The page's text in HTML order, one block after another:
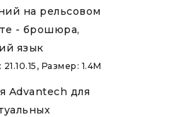
на рельсовом
- брошюра,
язык
Размер: 1.4M
Advantech для